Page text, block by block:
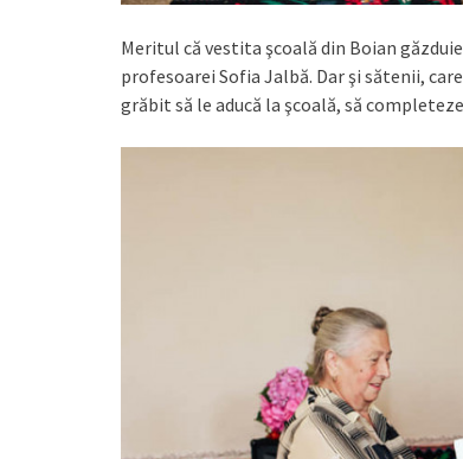
Meritul că vestita şcoală din Boian
profesoarei Sofia Jalbă. Dar şi sătenii,
grăbit să le aducă la şcoală, să